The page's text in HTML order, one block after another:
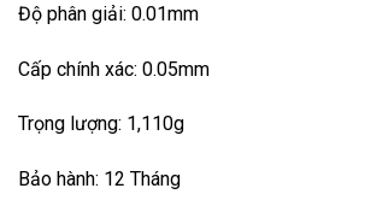
Độ phân giải: 0.01mm
Cấp chính xác: 0.05mm
Trọng lượng: 1,110g
Bảo hành: 12 Tháng